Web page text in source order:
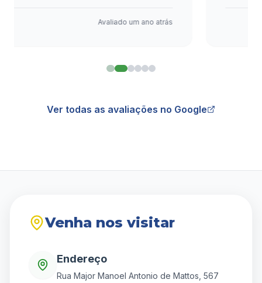
Avaliado
Ver todas as avaliações no Google
Venha nos visitar
Endereço
Rua Major Manoel Antonio de Mattos, 567